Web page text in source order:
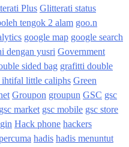
Plus Glitterati status
tengok 2 alam goo.n
google map google search
dengan yusri Government
sided bag grafitti double
ihtifal little caliphs Green
Groupon groupun GSC gsc
gsc market gsc mobile gsc store
Hack phone hackers
hadis hadis menuntut